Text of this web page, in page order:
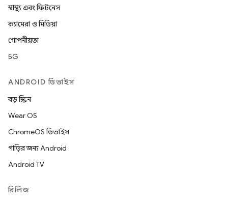
স্বাস্থ্য এবং ফিটনেস
ক্যামেরা ও মিডিয়া
গোপনীয়তা
5G
ANDROID ডিভাইস
বড় স্ক্রিন
Wear OS
ChromeOS ডিভাইস
গাড়ির জন্য Android
Android TV
রিলিজ